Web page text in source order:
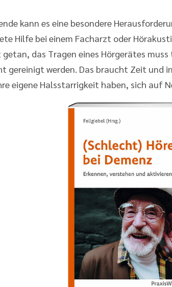
kann es eine besondere
Hilfe bei einem Facharzt oder
das Tragen eines Hörgerätes
gereinigt werden. Das braucht Zeit und
eigene Halsstarrigkeit haben, sich auf